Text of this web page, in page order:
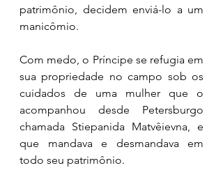
patrimônio, decidem enviá-lo a um
manicômio.
Com medo, o Príncipe se refugia em
sua propriedade no campo sob os
cuidados de uma mulher que o
acompanhou desde Petersburgo
chamada Stiepanida Matvêievna, e
que mandava e desmandava em
todo seu patrimônio.